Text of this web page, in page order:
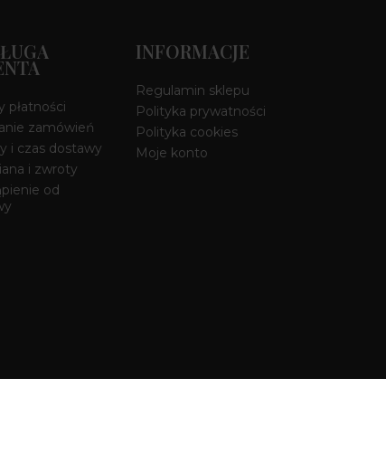
płatności
zamówień
i czas dostawy
i zwroty
od
INFORMACJE
Regulamin sklepu
Polityka prywatności
Polityka cookies
Moje konto